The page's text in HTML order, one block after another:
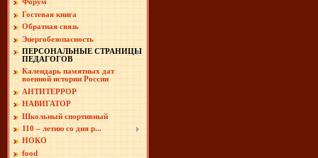
Форум
Гостевая книга
Обратная связь
Энергобезопасность
ПЕРСОНАЛЬНЫЕ СТРАНИЦЫ
ПЕДАГОГОВ
Календарь памятных дат
военной истории России
АНТИТЕРРОР
НАВИГАТОР
Школьный спортивный
110 – летию со дня р...
НОКО
food